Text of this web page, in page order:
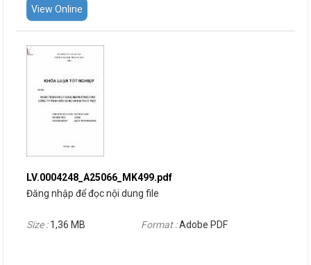
View Online
LV.0004248_A25066_MK499.pdf
Đăng nhập để đọc nội dung file
Size :1,36 MB Format :Adobe PDF